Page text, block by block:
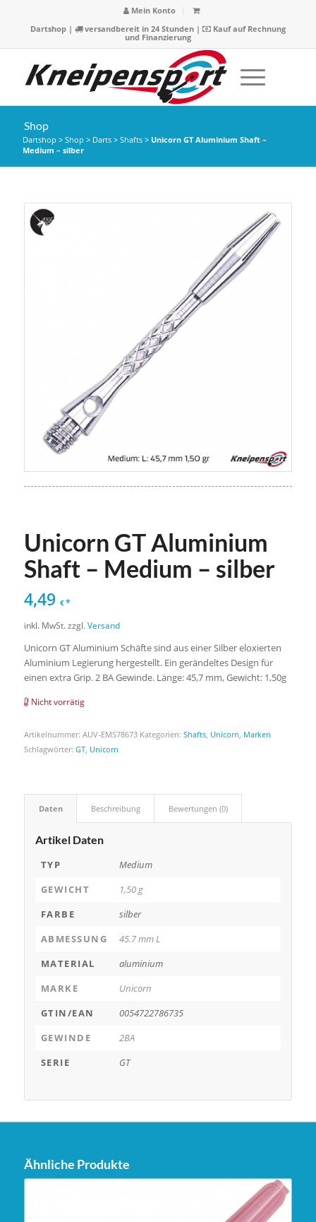
Mein Konto
Dartshop| versandbereit in 24 Stunden |
Kauf auf Rechnung
und Finanzierung
Shop
Dartshop > Shop > Darts> Shafts> Unicorn GT Aluminium Shaft –
Medium – silber
Unicorn GT Aluminium
Shaft – Medium – silber
4,49 €*
inkl. MwSt. zzgl. Versand
Unicorn GT Aluminium Schäfte sind aus einer Silber eloxierten
Aluminium Legierung hergestellt. Ein gerändeltes Design für
einen extra Grip. 2 BA Gewinde. Länge: 45,7 mm, Gewicht: 1,50g
Nicht vorrätig
Artikelnummer: AUV-EMS78673 Kategorien: Shafts, Unicorn Marken
Schlagwörter: GT, Unicorn
Daten Beschreibung Bewertungen (0)
Artikel Daten
TYP
Medium
GEWICHT
1,50 g
FARBE
silber
ABMESSUNG
45.7 mm L
MATERIAL
aluminium
MARKE
Unicorn
GTIN/EAN
0054722786735
GEWINDE
2BA
SERIE
GT
Ähnliche Produkte